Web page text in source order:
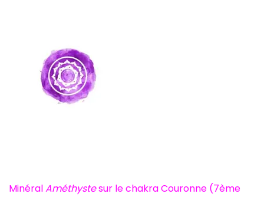
MinéralAméthystesur le chakra Couronne (7ème